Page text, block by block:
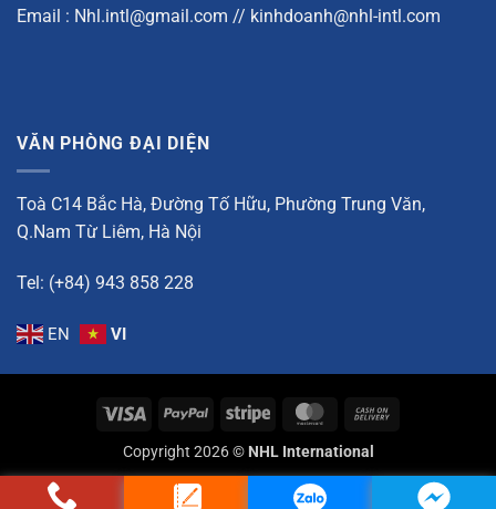
Email : Nhl.intl@gmail.com // kinhdoanh@nhl-intl.com
VĂN PHÒNG ĐẠI DIỆN
Toà C14 Bắc Hà, Đường Tố Hữu, Phường Trung Văn,
Q.Nam Từ Liêm, Hà Nội
Tel: (+84) 943 858 228
EN VI
Visa PayPal Stripe MasterCard
Copyright 2026 © NHL International